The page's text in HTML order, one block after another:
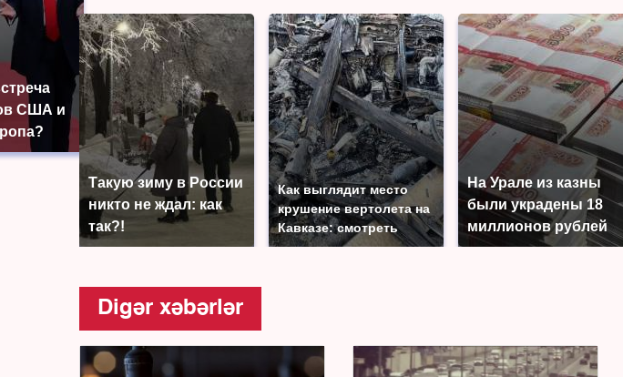
США и
Такую зиму в России
никто не ждал: как
так?!
Как выглядит место
крушение вертолета на
Кавказе: смотреть
На Урале из казны
были украдены 18
миллионов рублей
Digər xəbərlər